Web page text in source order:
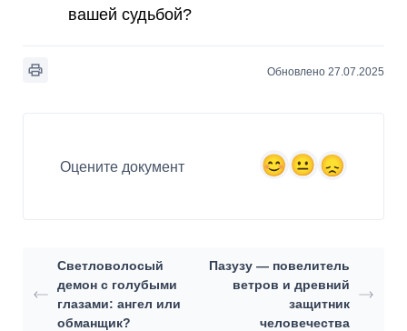
вашей судьбой?
Обновлено 27.07.2025
Оцените документ
Светловолосый
демон с голубыми
глазами: ангел или
обманщик?
Пазузу — повелитель
ветров и древний
защитник
человечества